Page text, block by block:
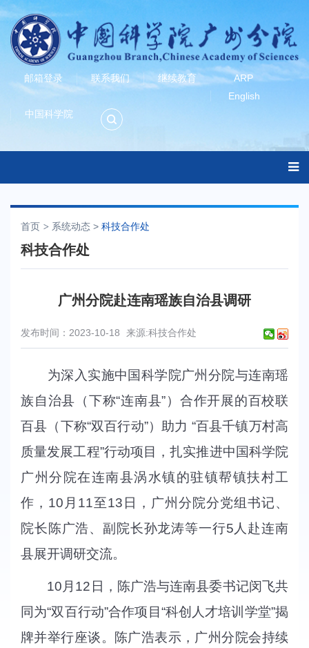
邮箱登录 联系我们 继续教育
ARP
English
中国科学院
首页 系统动态 > 科技合作处
科技合作处
广州分院赴连南瑶族自治县调研
发布时间：2023-10-18 来源:科技合作处
为深入实施中国科学院广州分院与连南瑶
族自治县（下称“连南县”）合作开展的百校联
百县（下称“双百行动”）助力 “百县千镇万村高
质量发展工程”行动项目，扎实推进中国科学院
广州分院在连南县涡水镇的驻镇帮镇扶村工
作， 10 月 11至13 日，广州分院分党组书记、
院长陈广浩、副院长孙龙涛等一行5 人赴连南
县展开调研交流。
10 月 12 日，陈广浩与连南县委书记闵飞共
同为“双百行动”合作项目“科创人才培训学堂”揭
牌并举行座谈。陈广浩表示，广州分院会持续